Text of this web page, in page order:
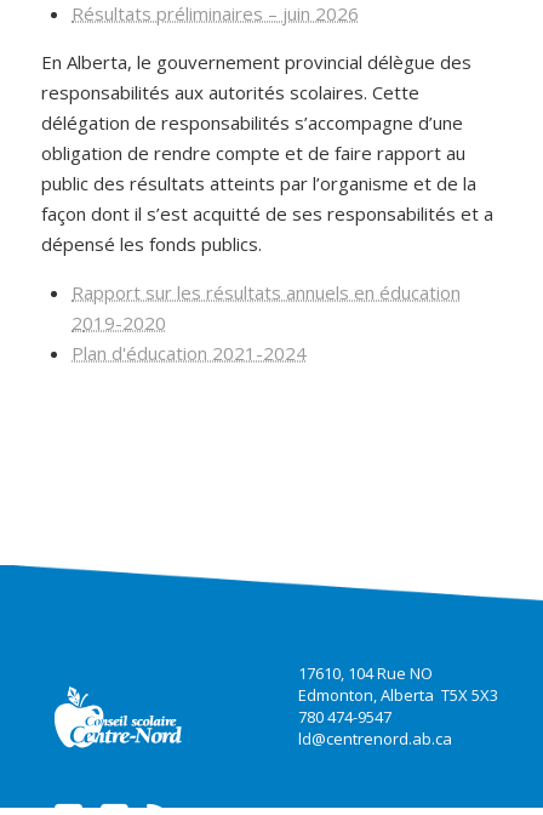
Résultats préliminaires – juin 2026
En Alberta, le gouvernement provincial délègue des
responsabilités aux autorités scolaires. Cette
délégation de responsabilités s’accompagne d’une
obligation de rendre compte et de faire rapport au
public des résultats atteints par l’organisme et de la
façon dont il s’est acquitté de ses responsabilités et a
dépensé les fonds publics.
Rapport sur les résultats annuels en éducation
2019-2020
Plan d'éducation 2021-2024
17610, 104 Rue NO
Edmonton, Alberta T5X 5X3
780 474-9547
ld@centrenord.ab.ca